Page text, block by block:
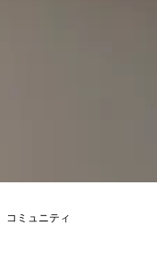
コミュニティ